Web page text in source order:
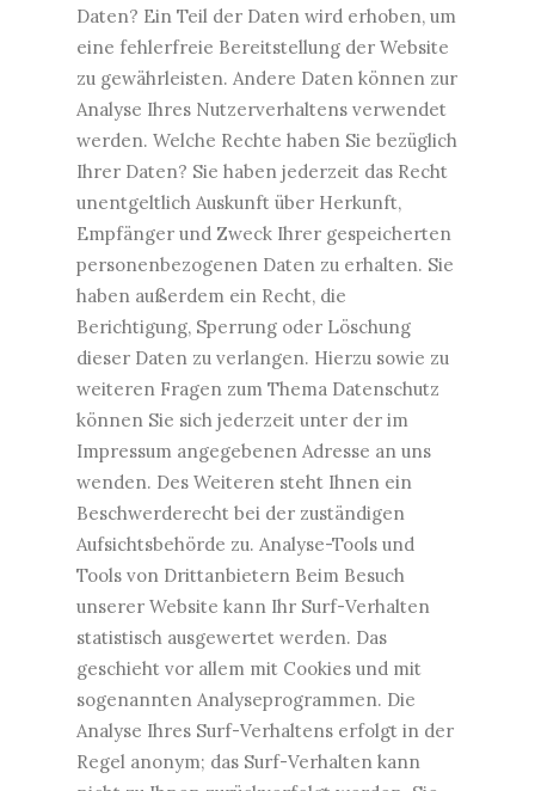
Daten? Ein Teil der Daten wird erhoben, um
eine fehlerfreie Bereitstellung der Website
zu gewährleisten. Andere Daten können zur
Analyse Ihres Nutzerverhaltens verwendet
werden. Welche Rechte haben Sie bezüglich
Ihrer Daten? Sie haben jederzeit das Recht
unentgeltlich Auskunft über Herkunft,
Empfänger und Zweck Ihrer gespeicherten
personenbezogenen Daten zu erhalten. Sie
haben außerdem ein Recht, die
Berichtigung, Sperrung oder Löschung
dieser Daten zu verlangen. Hierzu sowie zu
weiteren Fragen zum Thema Datenschutz
können Sie sich jederzeit unter der im
Impressum angegebenen Adresse an uns
wenden. Des Weiteren steht Ihnen ein
Beschwerderecht bei der zuständigen
Aufsichtsbehörde zu. Analyse-Tools und
Tools von Drittanbietern Beim Besuch
unserer Website kann Ihr Surf-Verhalten
statistisch ausgewertet werden. Das
geschieht vor allem mit Cookies und mit
sogenannten Analyseprogrammen. Die
Analyse Ihres Surf-Verhaltens erfolgt in der
Regel anonym; das Surf-Verhalten kann